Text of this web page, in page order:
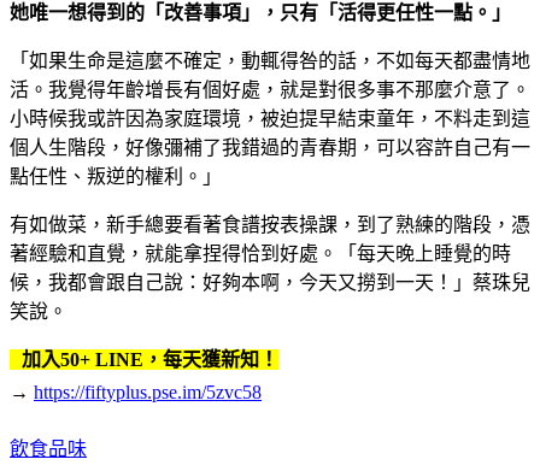
她唯一想得到的「改善事項」，只有「活得更任性一點。」
「如果生命是這麼不確定，動輒得咎的話，不如每天都盡情地
活。我覺得年齡增長有個好處，就是對很多事不那麼介意了。
小時候我或許因為家庭環境，被迫提早結束童年，不料走到這
個人生階段，好像彌補了我錯過的青春期，可以容許自己有一
點任性、叛逆的權利。」
有如做菜，新手總要看著食譜按表操課，到了熟練的階段，憑
著經驗和直覺，就能拿捏得恰到好處。「每天晚上睡覺的時
候，我都會跟自己說：好夠本啊，今天又撈到一天！」蔡珠兒
笑說。
加入50+ LINE，每天獲新知！
→ https://fiftyplus.pse.im/5zvc58
飲食品味